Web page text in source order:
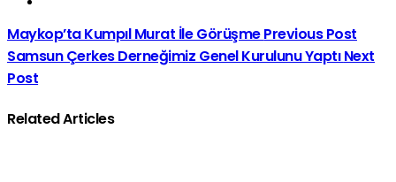
Maykop’ta Kumpıl Murat İle GörüşmePrevious Post
Samsun Çerkes Derneğimiz Genel Kurulunu YaptıNext
Post
Related Articles